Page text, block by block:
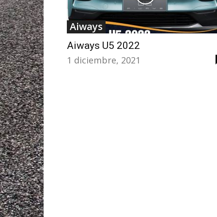
Aiways
Aiways U5 2022
1 diciembre, 2021